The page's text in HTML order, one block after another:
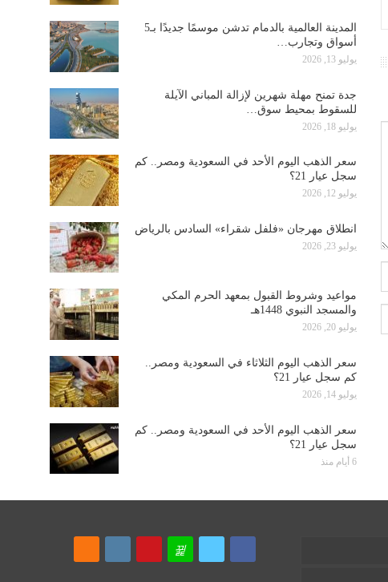
المدينة العالمية بالدمام تدشن موسمًا جديدًا بـ5
أسواق وتجارب…
يوليو 13, 2026
جدة تمنح مهلة شهرين لإزالة المباني الآيلة
للسقوط بمحيط سوق…
يوليو 18, 2026
سعر الذهب اليوم الأحد في السعودية ومصر.. كم
سجل عيار 21؟
يوليو 12, 2026
انطلاق مهرجان «فلفل شقراء» السادس بالرياض
يوليو 23, 2026
مواعيد وشروط القبول بمعهد الحرم المكي
والمسجد النبوي 1448هـ
يوليو 20, 2026
سعر الذهب اليوم الثلاثاء في السعودية ومصر..
كم سجل عيار 21؟
يوليو 14, 2026
سعر الذهب اليوم الأحد في السعودية ومصر.. كم
سجل عيار 21؟
6 أيام منذ